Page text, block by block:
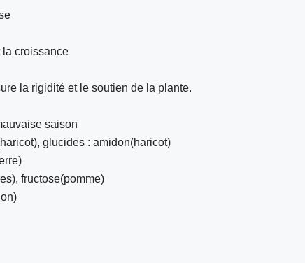
croissance
la rigidité et le soutien de la plante.
saison
glucides : amidon(haricot)
fructose(pomme)